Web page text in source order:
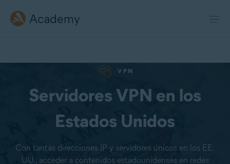
Academy
VPN
Servidores VPN en los
Estados Unidos
Con tantas direcciones IP y servidores únicos en los EE.
UU., acceder a contenidos estadounidenses en redes